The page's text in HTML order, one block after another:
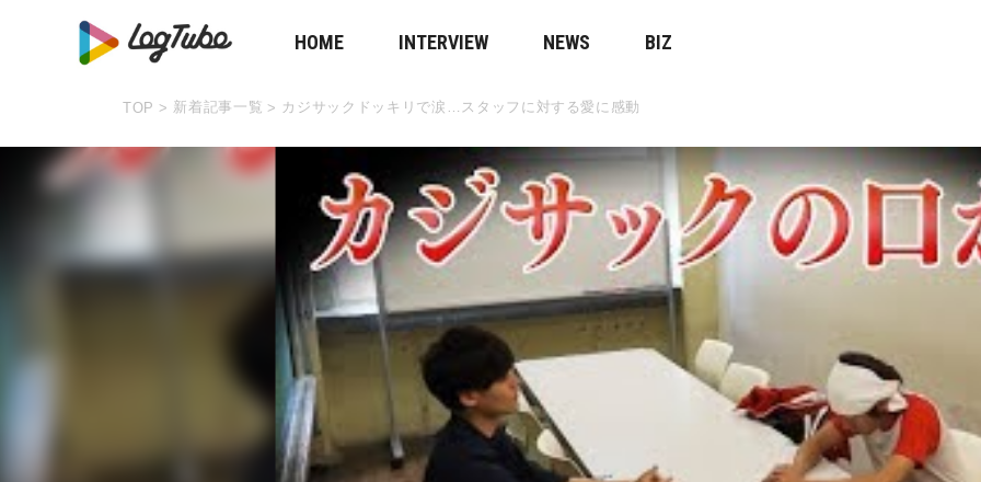
HOME INTERVIEW NEWS BIZ
TOP > 新着記事一覧 > カジサックドッキリで涙…スタッフに対する愛に感動